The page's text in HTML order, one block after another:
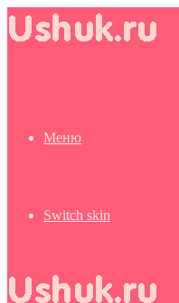
Меню
Switch skin